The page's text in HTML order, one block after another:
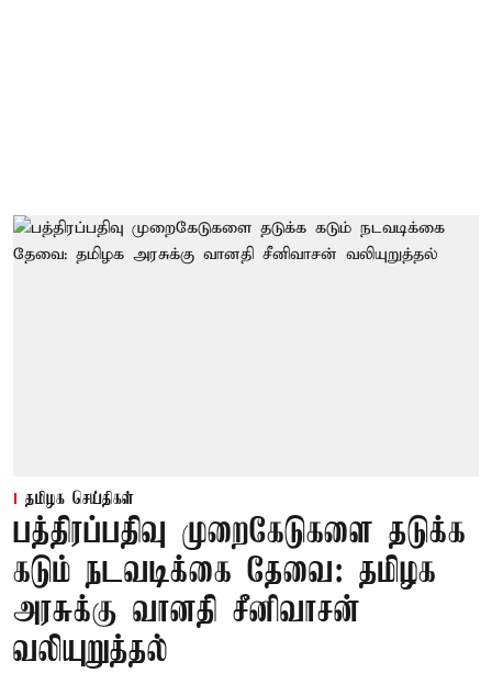
தமிழக செய்திகள்
பத்திரப்பதிவு முறைகேடுகளை தடுக்க
கடும் நடவடிக்கை தேவை: தமிழக
அரசுக்கு வானதி சீனிவாசன்
வலியுறுத்தல்